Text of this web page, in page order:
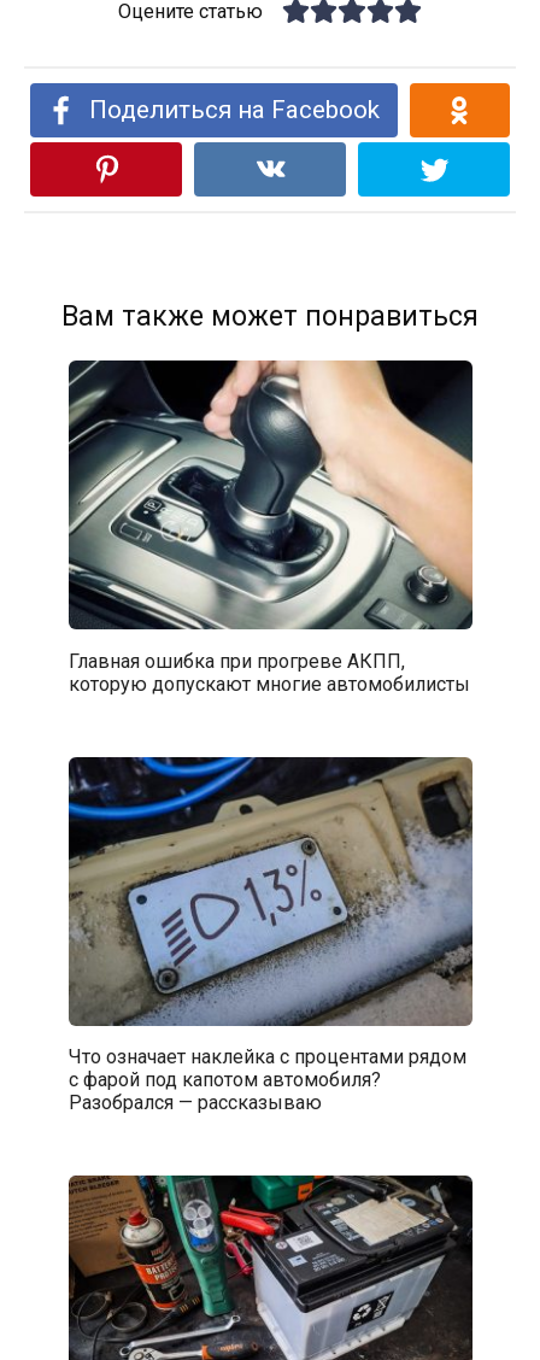
Оцените статью
Поделиться на Facebook
Вам также может понравиться
Главная ошибка при прогреве АКПП,
которую допускают многие автомобилисты
Что означает наклейка с процентами рядом
с фарой под капотом автомобиля?
Разобрался — рассказываю